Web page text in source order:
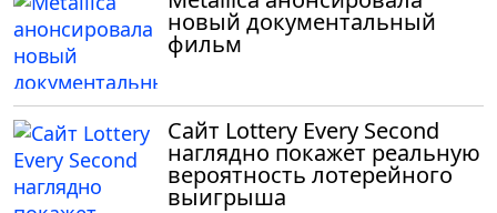
новый документальный
фильм
Сайт Lottery Every Second
наглядно покажет реальную
вероятность лотерейного
выигрыша